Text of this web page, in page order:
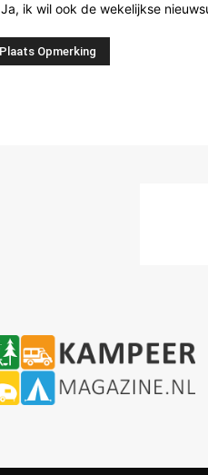
Ja, ik wil ook de wekelijkse